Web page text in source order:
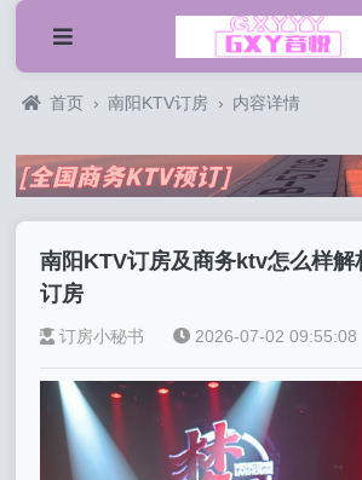
首页 › 南阳KTV订房 › 内容详情
南阳KTV订房及商务ktv怎么样解
订房
订房小秘书 2026-07-02 09:55:08